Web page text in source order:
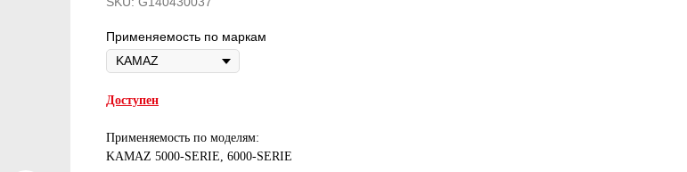
Применяемость по маркам
Доступен
Применяемость по моделям:
KAMAZ 5000-SERIE, 6000-SERIE